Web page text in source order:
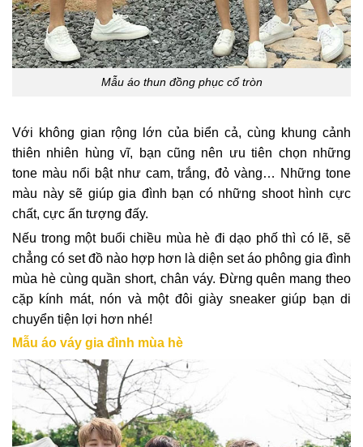
Mẫu áo thun đồng phục cổ tròn
Với không gian rộng lớn của biển cả, cùng khung cảnh
thiên nhiên hùng vĩ, bạn cũng nên ưu tiên chọn những
tone màu nổi bật như cam, trắng, đỏ vàng… Những tone
màu này sẽ giúp gia đình bạn có những shoot hình cực
chất, cực ấn tượng đấy.
Nếu trong một buổi chiều mùa hè đi dạo phố thì có lẽ, sẽ
chẳng có set đồ nào hợp hơn là diện set áo phông gia đình
mùa hè cùng quần short, chân váy. Đừng quên mang theo
cặp kính mát, nón và một đôi giày sneaker giúp bạn di
chuyển tiện lợi hơn nhé!
Mẫu áo váy gia đình mùa hè